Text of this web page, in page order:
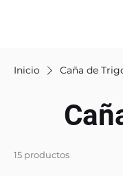
Inicio Caña de
15 productos